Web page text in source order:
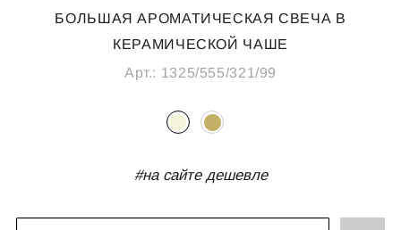
БОЛЬШАЯ АРОМАТИЧЕСКАЯ СВЕЧА В
КЕРАМИЧЕСКОЙ ЧАШЕ
Арт.: 1325/555/321/99
#на сайте дешевле
Каталог
Подарочная карта
Доставка
Оплата
Обмен и возврат
B2B
Полезные статьи